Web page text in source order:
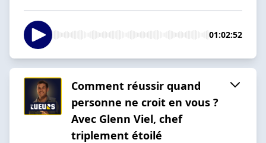
01:02:52
Comment réussir quand
personne ne croit en vous ?
Avec Glenn Viel, chef
triplement étoilé